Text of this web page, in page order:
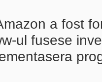
a fost
ul fusese